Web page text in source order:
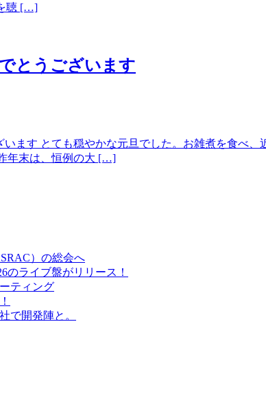
聴 […]
とうございます
ます とても穏やかな元旦でした。お雑煮を食べ
年末は、恒例の大 […]
）の総会へ
のライブ盤がリリース！
ティング
で開発陣と。